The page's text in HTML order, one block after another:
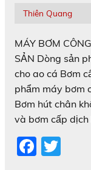
Thiên Quang
MÁY BƠM
SẢN Dòng sản
cho ao cá Bơm
phẩm máy bơm
Bơm hút chân
và bơm cấp
F